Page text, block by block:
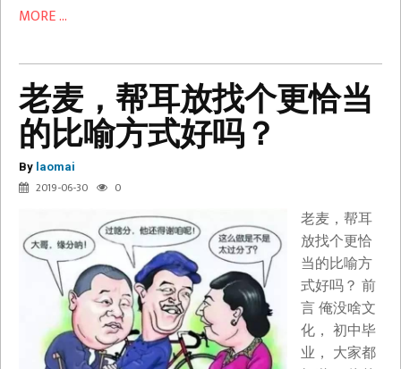
MORE ...
老麦，帮耳放找个更恰当
的比喻方式好吗？
By laomai
2019-06-30 0
老麦，帮耳
放找个更恰
当的比喻方
式好吗？ 前
言 俺没啥文
化， 初中毕
业， 大家都